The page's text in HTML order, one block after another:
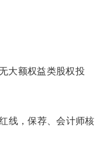
大额权益类股权投
线，保荐、会计师核